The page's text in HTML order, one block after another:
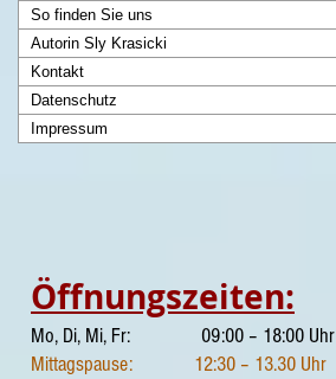
Öffnungszeiten:
Mo, Di, Mi, Fr: 09:00 – 18:00 Uhr
Mittagspause: 12:30 – 13.30 Uhr
So finden Sie uns
Autorin Sly Krasicki
Kontakt
Datenschutz
Impressum